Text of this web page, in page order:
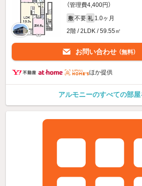
（管理費4,400円）
敷 不要 礼 1.0ヶ月
2階 / 2LDK / 59.55㎡
お問い合わせ （無料）
ほか提供
アルモニーのすべての部屋